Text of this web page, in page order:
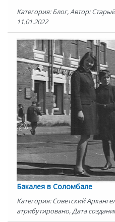
Категория: Блог, Автор:
11.01.2022
Бакалея в Соломбале
Категория: Советский
атрибутировано, Дата